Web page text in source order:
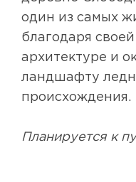
один из самых
благодаря
архитектуре и
ландшафту
происхождения.
Планируется к